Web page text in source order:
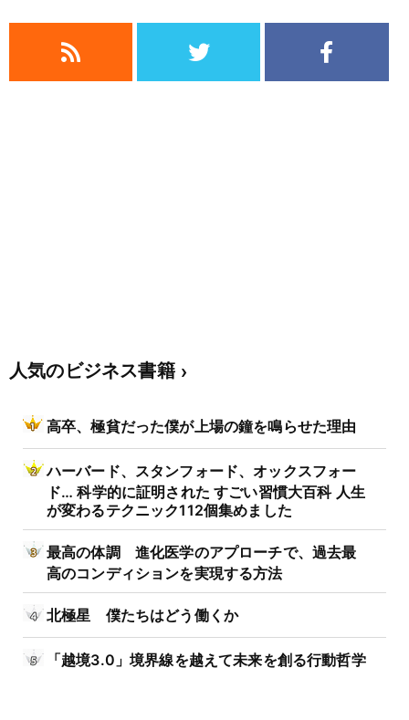
人気のビジネス書籍
高卒、極貧だった僕が上場の鐘を鳴らせた理由
ハーバード、スタンフォード、オックスフォー
ド… 科学的に証明された すごい習慣大百科 人生
が変わるテクニック112個集めました
最高の体調 進化医学のアプローチで、過去最
高のコンディションを実現する方法
北極星 僕たちはどう働くか
「越境3.0」境界線を越えて未来を創る行動哲学